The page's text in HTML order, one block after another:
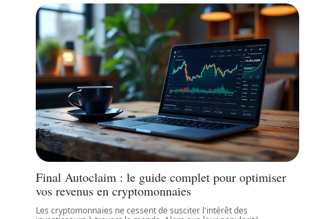
Final Autoclaim : le guide complet pour optimiser
vos revenus en cryptomonnaies
Les cryptomonnaies ne cessent de susciter l'intérêt des